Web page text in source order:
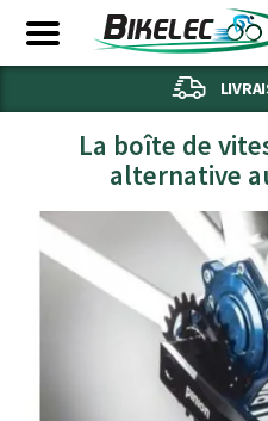
La boîte de
alternative